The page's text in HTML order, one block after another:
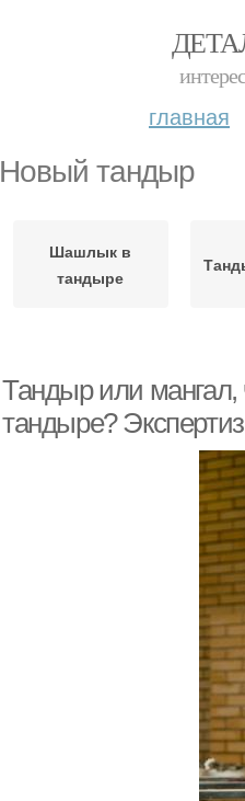
главная
Новый тандыр
Шашлык в
тандыре
Тандыр или
тандыре?